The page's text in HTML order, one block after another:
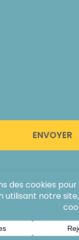
ENVOYER